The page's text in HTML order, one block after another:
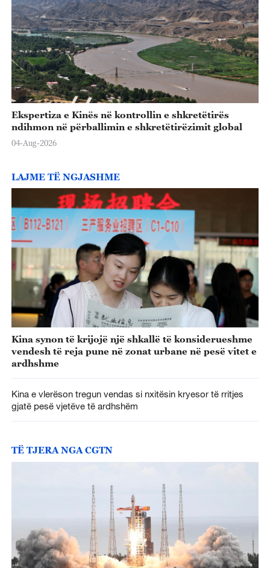
Ekspertiza e Kinës në kontrollin e shkretëtirës
ndihmon në përballimin e shkretëtirëzimit global
04-Aug-2026
LAJME TË NGJASHME
Kina synon të krijojë një shkallë të konsiderueshme
vendesh të reja pune në zonat urbane në pesë vitet e
ardhshme
Kina e vlerëson tregun vendas si nxitësin kryesor të rritjes
gjatë pesë vjetëve të ardhshëm
TË TJERA NGA CGTN